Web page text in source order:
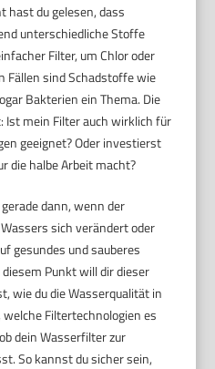
hast du gelesen, dass
unterschiedliche Stoffe
Filter, um Chlor oder
Fällen sind Schadstoffe wie
Bakterien ein Thema. Die
Ist mein Filter auch wirklich für
geeignet? Oder investierst
die halbe Arbeit macht?
dann, wenn der
sich verändert oder
gesundes und sauberes
Punkt will dir dieser
wie du die Wasserqualität in
Filtertechnologien es
dein Wasserfilter zur
So kannst du sicher sein,